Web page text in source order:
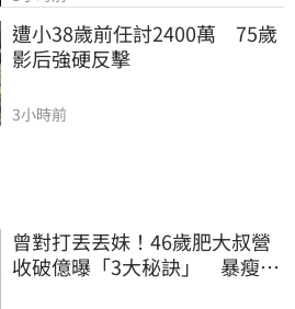
遭小38歲前任討2400萬　75歲
影后強硬反擊
3小時前
曾對打丟丟妹！46歲肥大叔營
收破億曝「3大秘訣」 暴瘦猝